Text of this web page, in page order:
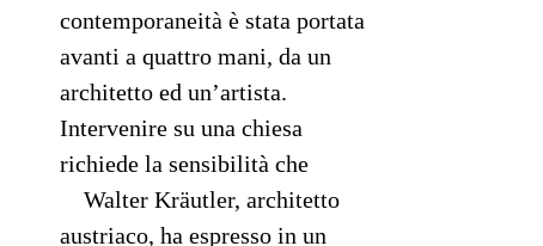
contemporaneità è stata portata
avanti a quattro mani, da un
architetto ed un’artista.
Intervenire su una chiesa
richiede la sensibilità che
Walter Kräutler, architetto
austriaco, ha espresso in un